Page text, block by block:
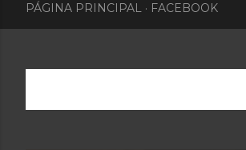
PÁGINA PRINCIPAL FACEBOOK
E